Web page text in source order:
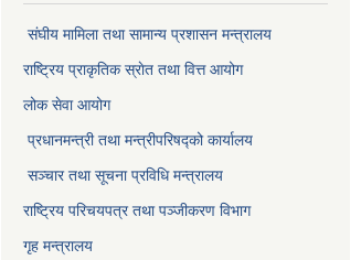
संघीय मामिला तथा सामान्य प्रशासन मन्त्रालय
राष्ट्रिय प्राकृतिक स्राेत तथा वित्त आयोग
लोक सेवा आयोग
प्रधानमन्त्री तथा मन्त्रीपरिषद्को कार्यालय
सञ्‍चार तथा सूचना प्रविधि मन्त्रालय
राष्ट्रिय परिचयपत्र तथा पञ्जीकरण विभाग​
गृह मन्त्रालय